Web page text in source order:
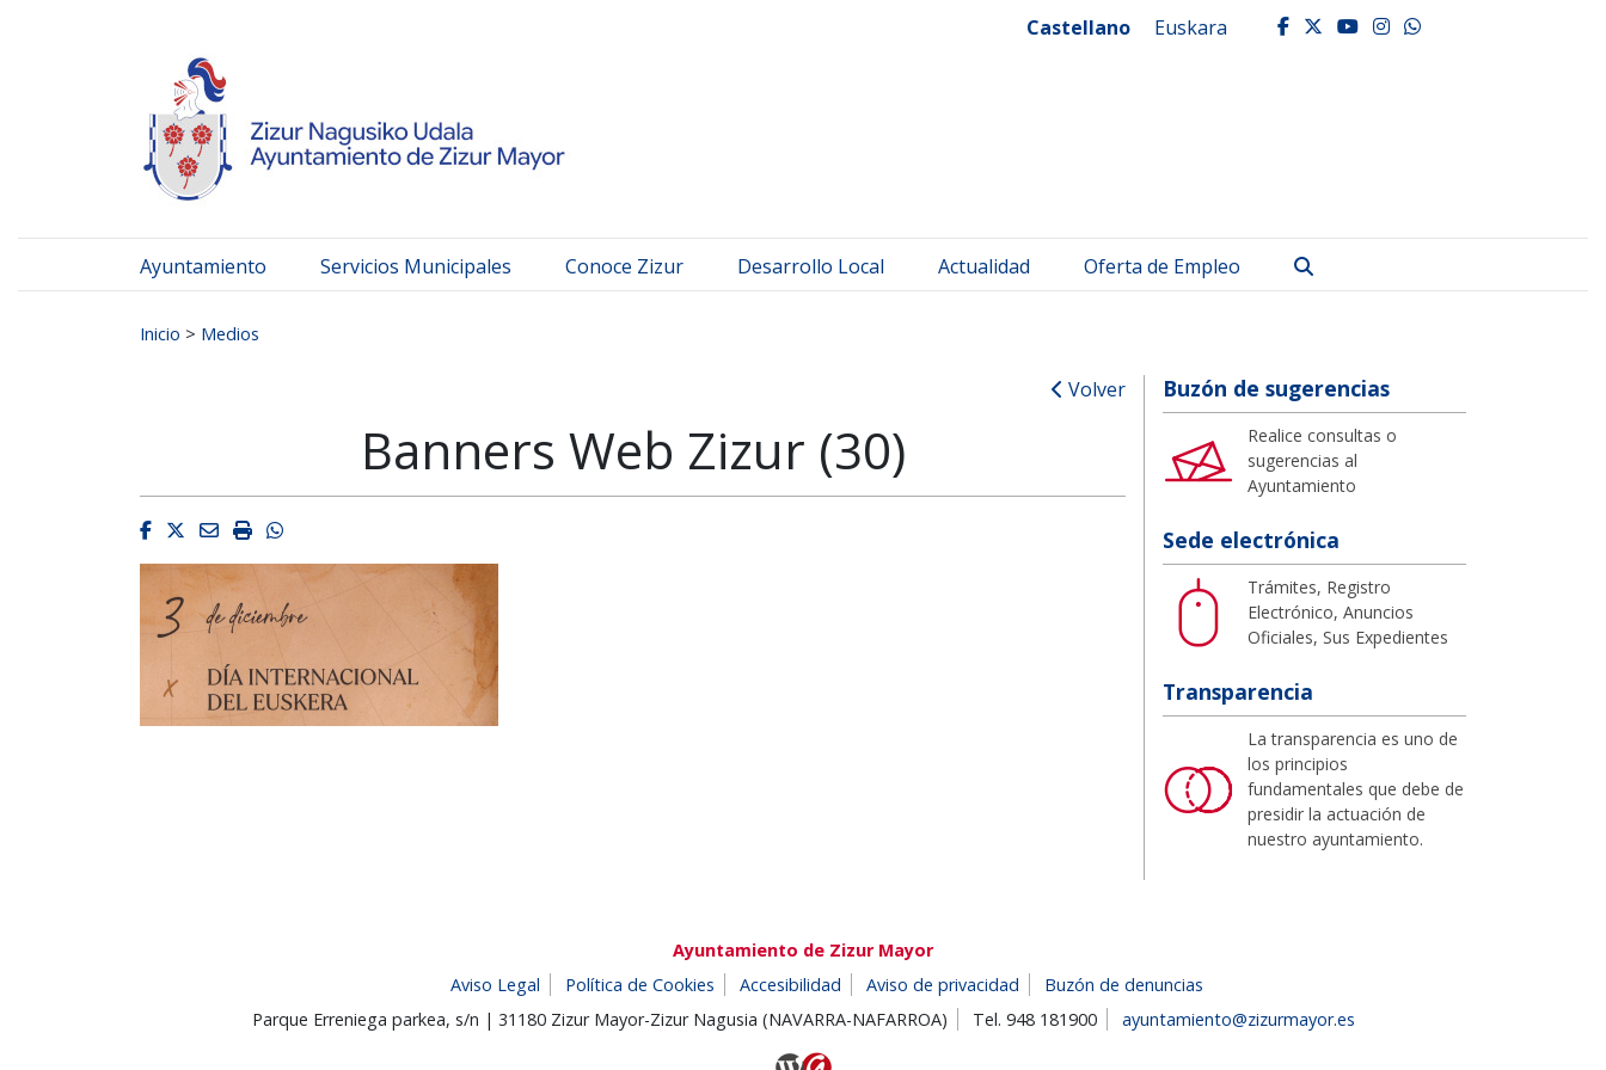
Castellano Euskara facebook
twitter
youtube
instagram
whatsapp
Ayuntamiento Servicios Municipales Conoce Zizur Desarrollo Local Actualidad Oferta de Empleo
Inicio > Medios
Volver
Banners Web Zizur (30)
Facebook
Twitter
EmailImprimirWhatsapp
Buzón de sugerencias
Realice consultas o
sugerencias al
Ayuntamiento
Sede electrónica
Trámites, Registro
Electrónico, Anuncios
Oficiales, Sus Expedientes
Transparencia
La transparencia es uno de
los principios
fundamentales que debe de
presidir la actuación de
nuestro ayuntamiento.
Ayuntamiento de Zizur Mayor
Aviso Legal
Política de Cookies Accesibilidad Aviso de privacidad
Buzón de denuncias
Parque Erreniega parkea, s/n | 31180 Zizur Mayor-Zizur Nagusia (NAVARRA-NAFARROA)
Tel. 948 181900 ayuntamiento@zizurmayor.es